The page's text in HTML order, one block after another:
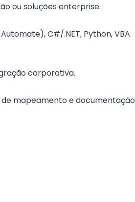
ou soluções enterprise.
C#/.NET, Python, VBA
corporativa.
mapeamento e documentação